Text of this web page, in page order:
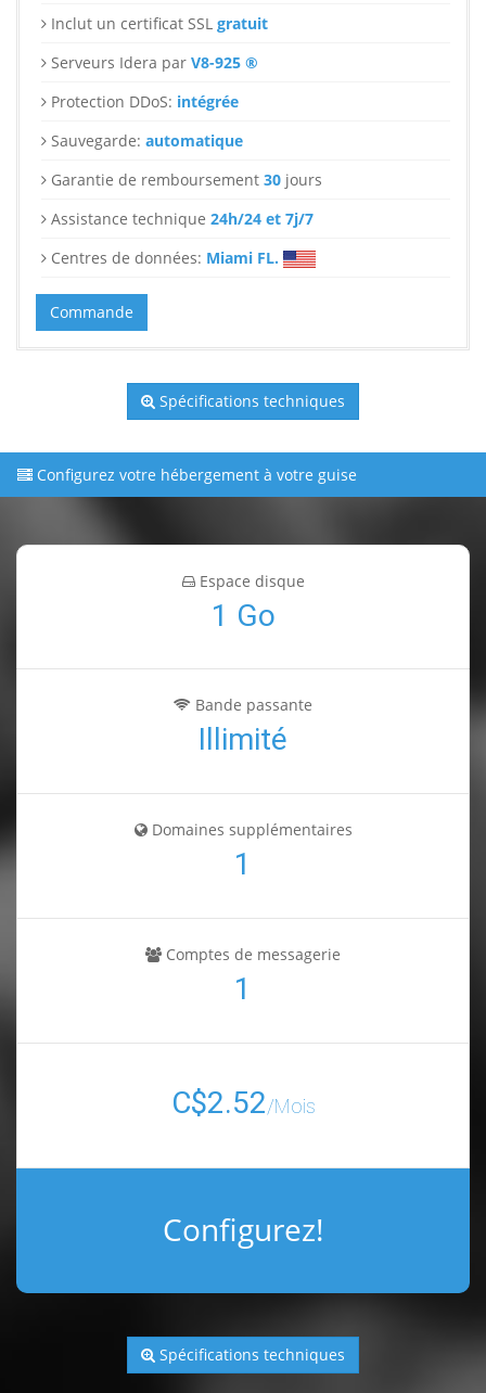
Inclut un certificat SSL gratuit
Serveurs Idera par V8-925 ®
Protection DDoS: intégrée
Sauvegarde: automatique
Garantie de remboursement 30 jours
Assistance technique 24h/24 et 7j/7
Centres de données: Miami FL.
Commande
Spécifications techniques
Configurez votre hébergement à votre guise
Espace disque
1 Go
Bande passante
Illimité
Domaines supplémentaires
1
Comptes de messagerie
1
C$2.52/Mois
Configurez!
Spécifications techniques